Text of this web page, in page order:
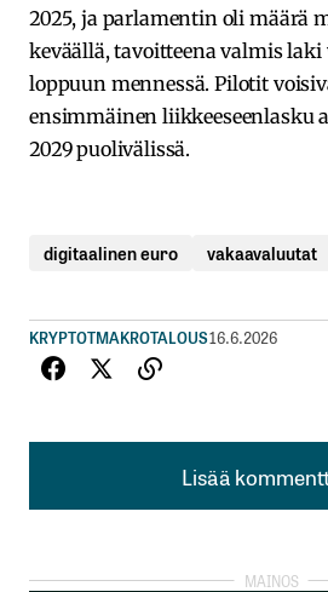
2025, ja parlamentin oli määrä
keväällä, tavoitteena valmis laki
loppuun mennessä. Pilotit
ensimmäinen liikkeeseenlasku
2029 puolivälissä.
digitaalinen euro vakaavaluutat
KRYPTOTMAKROTALOUS16.6.2026
Lisää
Lisää